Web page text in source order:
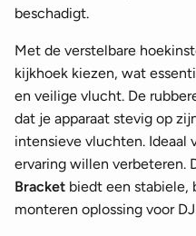
beschadigt.
Met de verstelbare
kijkhoek kiezen, wat
en veilige vlucht. De
dat je apparaat stevig op
intensieve vluchten. Ideaal
ervaring willen verbeteren.
Bracket biedt een stabiele,
monteren oplossing voor